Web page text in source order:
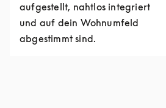
aufgestellt, nahtlos integriert
und auf dein Wohnumfeld
abgestimmt sind.